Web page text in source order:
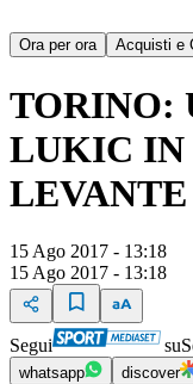
Ora per ora Acquisti e
TORINO:
LUKIC IN
LEVANTE
15 Ago 2017 - 13:18
15 Ago 2017 - 13:18
Segui su
whatsapp discover